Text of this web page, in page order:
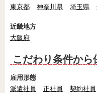
東京都
神奈川県 埼玉県
近畿地方
大阪府
こだわり条件か
雇用形態
派遣社員
正社員 契約社員